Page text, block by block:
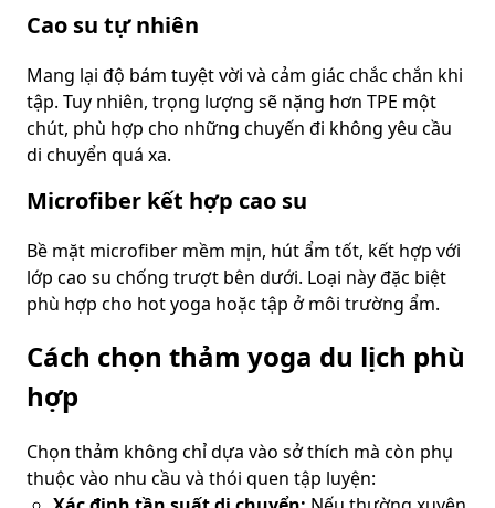
Cao su tự nhiên
Mang lại độ bám tuyệt vời và cảm giác chắc chắn khi
tập. Tuy nhiên, trọng lượng sẽ nặng hơn TPE một
chút, phù hợp cho những chuyến đi không yêu cầu
di chuyển quá xa.
Microfiber kết hợp cao su
Bề mặt microfiber mềm mịn, hút ẩm tốt, kết hợp với
lớp cao su chống trượt bên dưới. Loại này đặc biệt
phù hợp cho hot yoga hoặc tập ở môi trường ẩm.
Cách chọn thảm yoga du lịch phù
hợp
Chọn thảm không chỉ dựa vào sở thích mà còn phụ
thuộc vào nhu cầu và thói quen tập luyện: